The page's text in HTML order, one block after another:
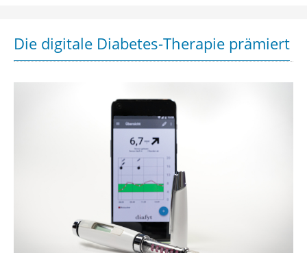
Die digitale Diabetes-Therapie prämiert